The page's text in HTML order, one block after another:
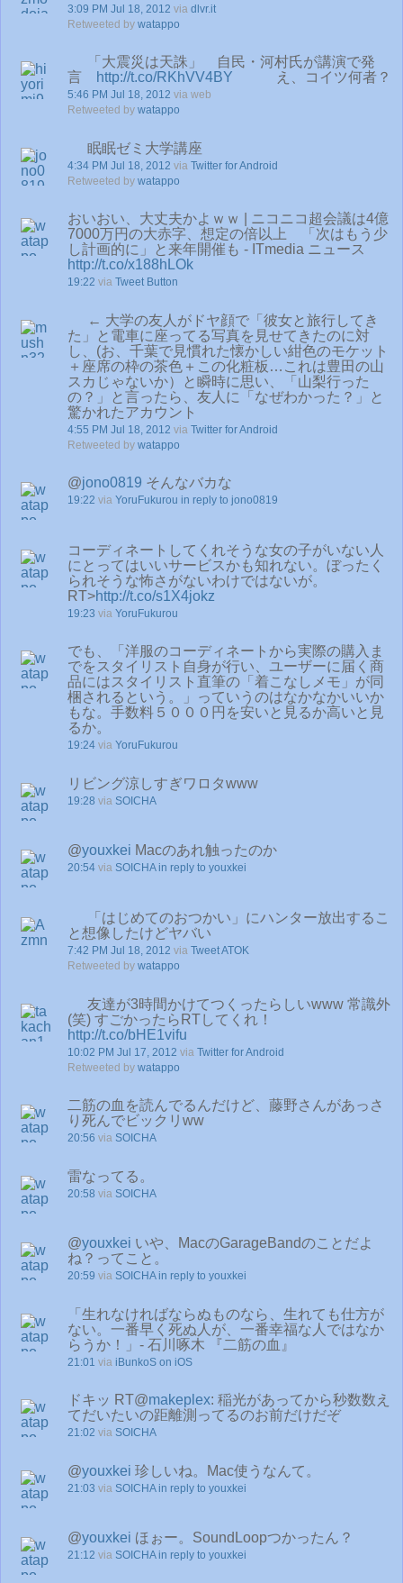
3:09 PM Jul 18, 2012 via dlvr.it
Retweeted by watappo
「大震災は天誅」 自民・河村氏が講演で発
言
http://t.co/RKhVV4BY え、コイツ何者？
5:46 PM Jul 18, 2012 via web
Retweeted by watappo
眠眠ゼミ大学講座
4:34 PM Jul 18, 2012 via Twitter for Android
Retweeted by watappo
おいおい、大丈夫かよｗｗ | ニコニコ超会議は4億
7000万円の大赤字、想定の倍以上 「次はもう少
し計画的に」と来年開催も - ITmedia ニュース
http://t.co/x188hLOk
19:22 via Tweet Button
← 大学の友人がドヤ顔で「彼女と旅行してき
た」と電車に座ってる写真を見せてきたのに対
し、(お、千葉で見慣れた懐かしい紺色のモケット
＋座席の枠の茶色＋この化粧板…これは豊田の山
スカじゃないか）と瞬時に思い、「山梨行った
の？」と言ったら、友人に「なぜわかった？」と
驚かれたアカウント
4:55 PM Jul 18, 2012 via Twitter for Android
Retweeted by watappo
@jono0819 そんなバカな
19:22 via YoruFukurou in reply to jono0819
コーディネートしてくれそうな女の子がいない人
にとってはいいサービスかも知れない。ぼったく
られそうな怖さがないわけではないが。
RT>http://t.co/s1X4jokz
19:23 via YoruFukurou
でも、「洋服のコーディネートから実際の購入ま
でをスタイリスト自身が行い、ユーザーに届く商
品にはスタイリスト直筆の「着こなしメモ」が同
梱されるという。」っていうのはなかなかいいか
もな。手数料５０００円を安いと見るか高いと見
るか。
19:24 via YoruFukurou
リビング涼しすぎワロタwww
19:28 via SOICHA
@youxkei Macのあれ触ったのか
20:54 via SOICHA in reply to youxkei
「はじめてのおつかい」にハンター放出するこ
と想像したけどヤバい
7:42 PM Jul 18, 2012 via Tweet ATOK
Retweeted by watappo
友達が3時間かけてつくったらしいwww 常識外
(笑) すごかったらRTしてくれ！
http://t.co/bHE1vifu
10:02 PM Jul 17, 2012 via Twitter for Android
Retweeted by watappo
二筋の血を読んでるんだけど、藤野さんがあっさ
り死んでビックリww
20:56 via SOICHA
雷なってる。
20:58 via SOICHA
@youxkei いや、MacのGarageBandのことだよ
ね？ってこと。
20:59 via SOICHA in reply to youxkei
「生れなければならぬものなら、生れても仕方が
ない。一番早く死ぬ人が、一番幸福な人ではなか
らうか！」- 石川啄木 『二筋の血』
21:01 via iBunkoS on iOS
ドキッ RT@makeplex: 稲光があってから秒数数え
てだいたいの距離測ってるのお前だけだぞ
21:02 via SOICHA
@youxkei 珍しいね。Mac使うなんて。
21:03 via SOICHA in reply to youxkei
@youxkei ほぉー。SoundLoopつかったん？
21:12 via SOICHA in reply to youxkei